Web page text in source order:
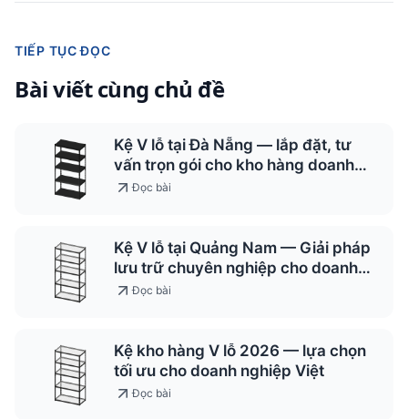
TIẾP TỤC ĐỌC
Bài viết cùng chủ đề
Kệ V lỗ tại Đà Nẵng — lắp đặt, tư
vấn trọn gói cho kho hàng doanh
nghiệp
Đọc bài
Kệ V lỗ tại Quảng Nam — Giải pháp
lưu trữ chuyên nghiệp cho doanh
nghiệp 2026
Đọc bài
Kệ kho hàng V lỗ 2026 — lựa chọn
tối ưu cho doanh nghiệp Việt
Đọc bài